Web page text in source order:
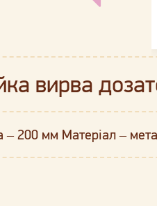
вирва
– 200 мм Матеріал –